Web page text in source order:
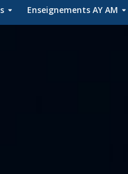
Enseignements AY AM